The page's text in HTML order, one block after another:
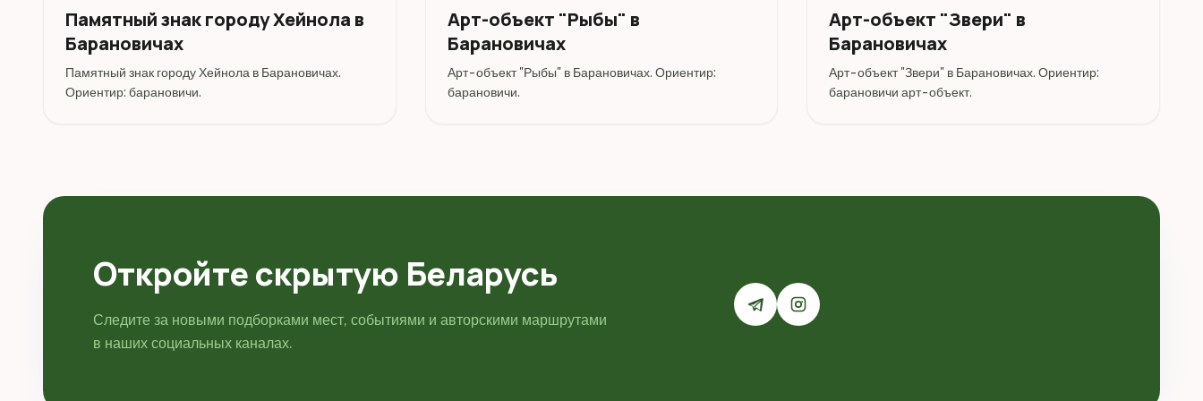
Памятный знак городу Хейнола в
Барановичах
Памятный знак городу Хейнола в Барановичах.
Ориентир: барановичи.
Арт-объект "Рыбы" в
Барановичах
Арт-объект "Рыбы" в Барановичах. Ориентир:
барановичи.
Арт-объект "Звери" в
Барановичах
Арт-объект "Звери" в Барановичах. Ориентир:
барановичи арт-объект.
Откройте скрытую Беларусь
Следите за новыми подборками мест, событиями и авторскими маршрутами
в наших социальных каналах.